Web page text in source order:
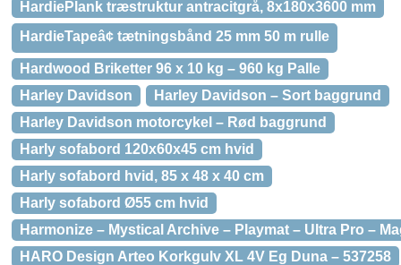
HardiePlank træstruktur antracitgrå, 8x180x3600 mm
HardieTapeâ¢ tætningsbånd 25 mm 50 m rulle
Hardwood Briketter 96 x 10 kg – 960 kg Palle
Harley Davidson
Harley Davidson – Sort baggrund
Harley Davidson motorcykel – Rød baggrund
Harly sofabord 120x60x45 cm hvid
Harly sofabord hvid, 85 x 48 x 40 cm
Harly sofabord Ø55 cm hvid
Harmonize – Mystical Archive – Playmat – Ultra Pro –
HARO Design Arteo Korkgulv XL 4V Eg Duna – 537258